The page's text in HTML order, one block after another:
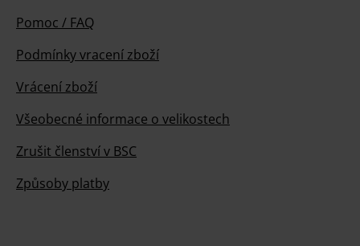
Pomoc / FAQ
Podmínky vracení zboží
Vrácení zboží
Všeobecné informace o velikostech
Zrušit členství v BSC
Způsoby platby